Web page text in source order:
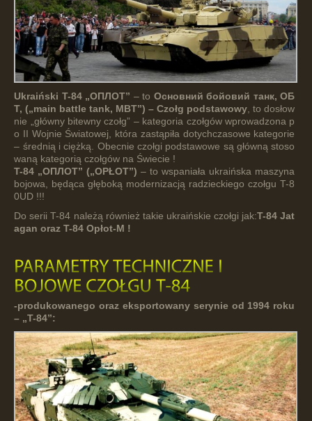
Ukraiński T-84 „ОПЛОТ” – to Основний бойовий танк, ОБ
Т, („main battle tank, MBT”) – Czołg podstawowy , to dosłow
nie
„główny bitewny czołg” – kategoria czołgów wprowadzona p
o II Wojnie Światowej, która zastąpiła dotychczasowe kategorie
– średnią i ciężką. Obecnie czołgi podstawowe są główną stoso
waną kategorią czołgów na Świecie !
T-84 „ОПЛОТ” („OPŁOT”) – to wspaniała ukraińska maszyna
bojowa, będąca głęboką modernizacją radzieckiego czołgu T-8
0UD !!!
Do serii T-84 należą również takie ukraińskie czołgi jak:T-84 Jat
agan oraz T-84 Opłot-M !
-produkowanego oraz eksportowany serynie od 1994 roku
– „T-84”: